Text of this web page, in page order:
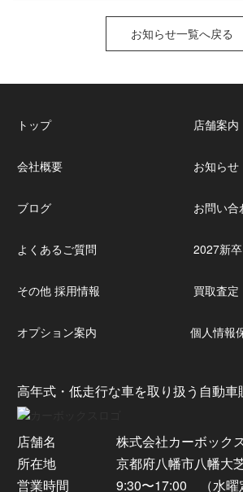
お知らせ一覧へ戻る
高年式・低走行な車を取り扱う自動車
店舗名
株式会社カーボック
所在地
京都府八幡市八幡大
営業時間
9:30〜17:00 （水曜
トップ 店舗案内
会社概要 お知らせ
ブログ お問い合
よくあるご質問 2027新
その他 採用情報 買取査定
オプション案内 個人情報